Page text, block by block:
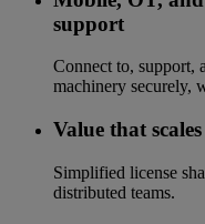
support
Connect to, support,
machinery securely,
Value that
Simplified license
distributed teams.